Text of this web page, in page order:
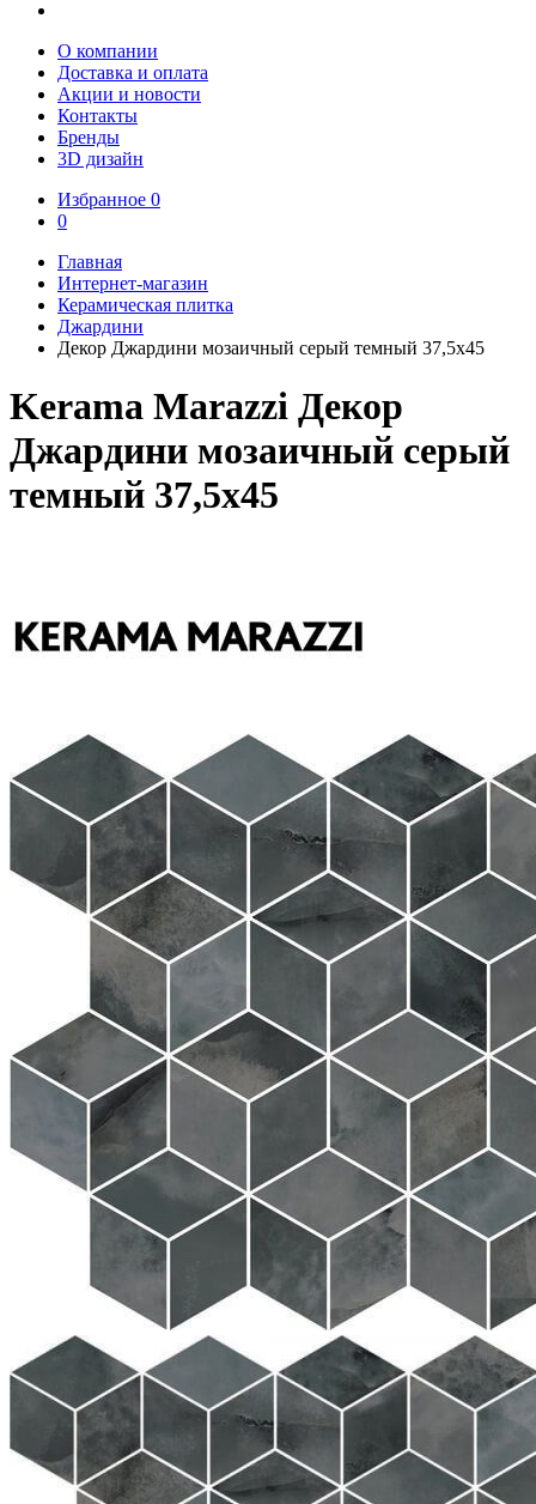
О компании
Доставка и оплата
Акции и новости
Контакты
Бренды
3D дизайн
Избранное 0
0
Главная
Интернет-магазин
Керамическая плитка
Джардини
Декор Джардини мозаичный серый темный 37,5x45
Kerama Marazzi Декор
Джардини мозаичный серый
темный 37,5x45